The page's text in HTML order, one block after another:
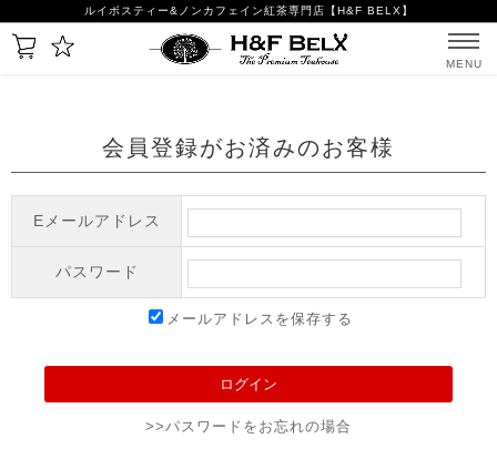
ルイボスティー&ノンカフェイン紅茶専門店【H&F BELX】
MENU
会員登録がお済みのお客様
Eメールアドレス
パスワード
メールアドレスを保存する
>>パスワードをお忘れの場合